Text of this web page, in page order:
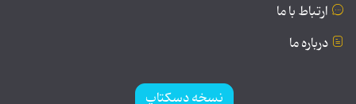
ارتباط با ما
درباره ما
نسخه دسکتاپ